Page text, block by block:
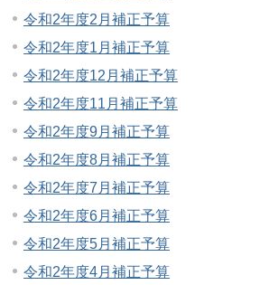
令和2年度2月補正予算
令和2年度1月補正予算
令和2年度12月補正予算
令和2年度11月補正予算
令和2年度9月補正予算
令和2年度8月補正予算
令和2年度7月補正予算
令和2年度6月補正予算
令和2年度5月補正予算
令和2年度4月補正予算